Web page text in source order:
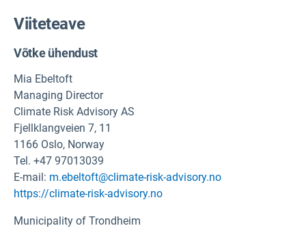
Viiteteave
Võtke ühendust
Mia Ebeltoft
Managing Director
Climate Risk Advisory AS
Fjellklangveien 7, 11
1166 Oslo, Norway
Tel. +47 97013039
E-mail: m.ebeltoft@climate-risk-advisory.no
https://climate-risk-advisory.no
Municipality of Trondheim